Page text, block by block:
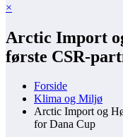
×
Arctic Import
første CSR-
Forside
Klima og Miljø
Arctic Import og
for Dana Cup